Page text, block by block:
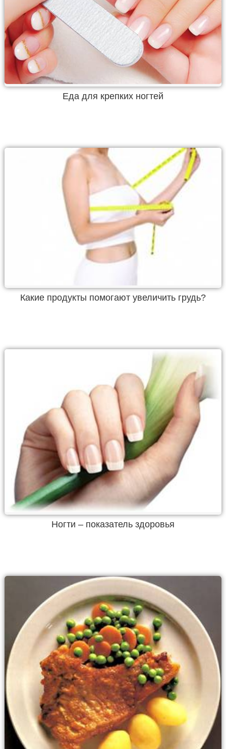
Еда для крепких ногтей
Какие продукты помогают увеличить грудь?
Ногти – показатель здоровья